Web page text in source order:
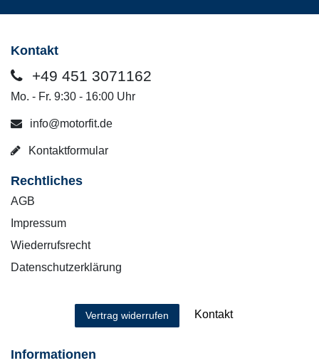
Kontakt
+49 451 3071162
Mo. - Fr. 9:30 - 16:00 Uhr
info@motorfit.de
Kontaktformular
Rechtliches
AGB
Impressum
Wiederrufsrecht
Datenschutzerklärung
Vertrag widerrufen Kontakt
Informationen